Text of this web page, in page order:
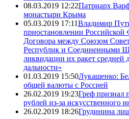
08.03.2019 12:22Патриарх
монастыри Крыма
05.03.2019 17:11Владимир
приостановлении
Договора между Союзом
Республик и Соединенными
ликвидации их ракет средней
дальности»
01.03.2019 15:50Лукашенко:
общей валюты с Россией
26.02.2019 19:23Греф признал
рублей из-за искусственного
26.02.2019 18:26Грудинина